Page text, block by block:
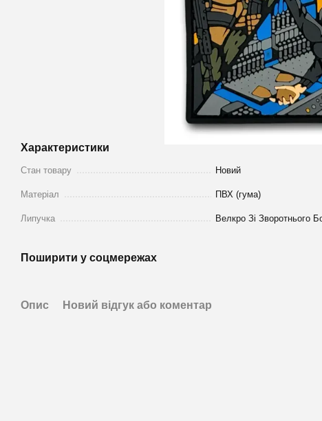
Характеристики
Стан товару Новий
Матеріал ПВХ (гума)
Липучка Велкро Зі Зворотнього
Поширити у соцмережах
Опис Новий відгук або коментар